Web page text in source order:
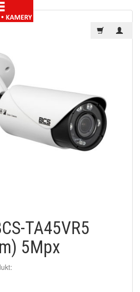
TA45VR5
5Mpx